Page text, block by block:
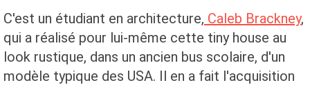
C'est un étudiant en architecture, Caleb Brackney,
qui a réalisé pour lui-même cette tiny house au
look rustique, dans un ancien bus scolaire, d'un
modèle typique des USA. Il en a fait l'acquisition